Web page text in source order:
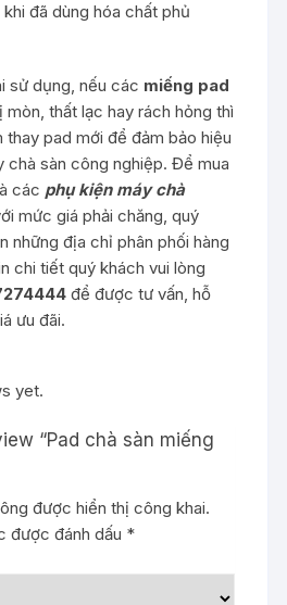
đã dùng hóa chất phủ
sử dụng, nếu các miếng pad
mòn, thất lạc hay rách hỏng thì
thay pad mới để đảm bảo hiệu
chà sàn công nghiệp. Để mua
các phụ kiện máy chà
mức giá phải chăng, quý
những địa chỉ phân phối hàng
chi tiết quý khách vui lòng
để được tư vấn, hỗ
ưu đãi.
yet.
“Pad chà sàn miếng
được hiển thị công khai.
được đánh dấu *